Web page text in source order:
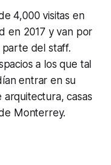
4,000 visitas en
en 2017 y van por
parte del staff.
a los que tal
entrar en su
arquitectura, casas
Monterrey.